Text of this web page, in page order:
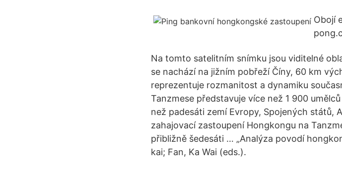
Obojí
Na tomto satelitním snímku jsou viditelné
se nachází na jižním pobřeží Číny, 60 km
reprezentuje rozmanitost a dynamiku
Tanzmese představuje více než 1 900
než padesáti zemí Evropy, Spojených států,
zahajovací zastoupení Hongkongu na
přibližně šedesáti … „Analýza povodí
kai; Fan, Ka Wai (eds.).